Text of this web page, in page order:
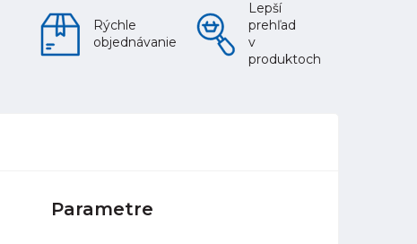
Rýchle
objednávanie
Lepší
prehľad
v
produktoch
Parametre